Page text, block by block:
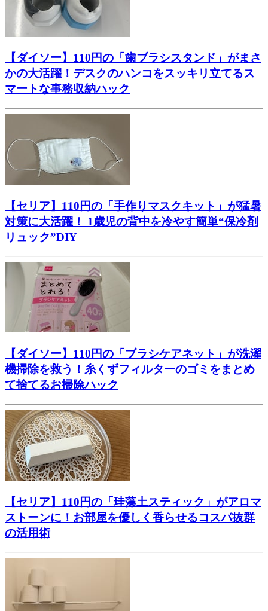
【ダイソー】110円の「歯ブラシスタンド」がまさ
かの大活躍！デスクのハンコをスッキリ立てるス
マートな事務収納ハック
【セリア】110円の「手作りマスクキット」が猛暑
対策に大活躍！ 1歳児の背中を冷やす簡単“保冷剤
リュック”DIY
【ダイソー】110円の「ブラシケアネット」が洗濯
機掃除を救う！糸くずフィルターのゴミをまとめ
て捨てるお掃除ハック
【セリア】110円の「珪藻土スティック」がアロマ
ストーンに！お部屋を優しく香らせるコスパ抜群
の活用術